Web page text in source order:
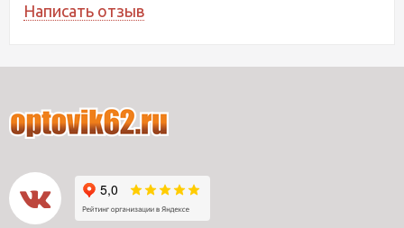
Написать отзыв